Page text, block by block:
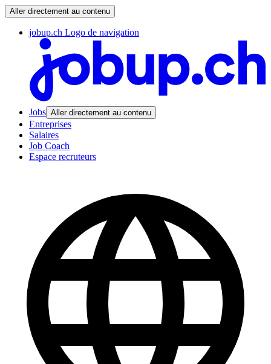
Aller directement au contenu
jobup.ch Logo de navigation
Jobs Aller directement au contenu
Entreprises
Salaires
Job Coach
Espace recruteurs